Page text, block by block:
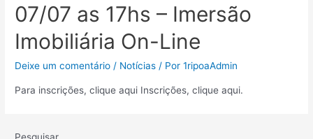
07/07 as 17hs – Imersão
Imobiliária On-Line
Deixe um comentário / Notícias / Por1ripoaAdmin
Para inscrições, clique aqui Inscrições, clique aqui.